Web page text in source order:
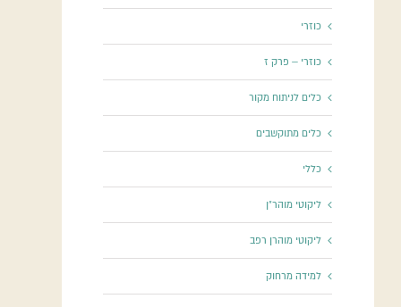
כוזרי
כוזרי – פרק ז
כלים לניתוח מקור
כלים מתוקשבים
כללי
ליקוטי מוהר"ן
ליקוטי מוהרן רפב
למידה מרחוק